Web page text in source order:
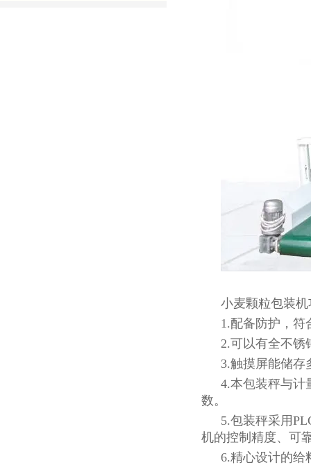
小麦颗粒包装
1.配备防护，符
2.可以有全不锈
3.触摸屏能储存
4.本包装秤与计
数。
5.包装秤采用
机的控制精度、可
6.精心设计的给